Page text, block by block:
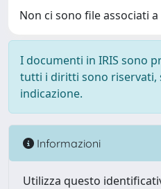
Non ci sono file associati
I documenti in IRIS sono
tutti i diritti sono riservati,
indicazione.
Informazioni
Utilizza questo